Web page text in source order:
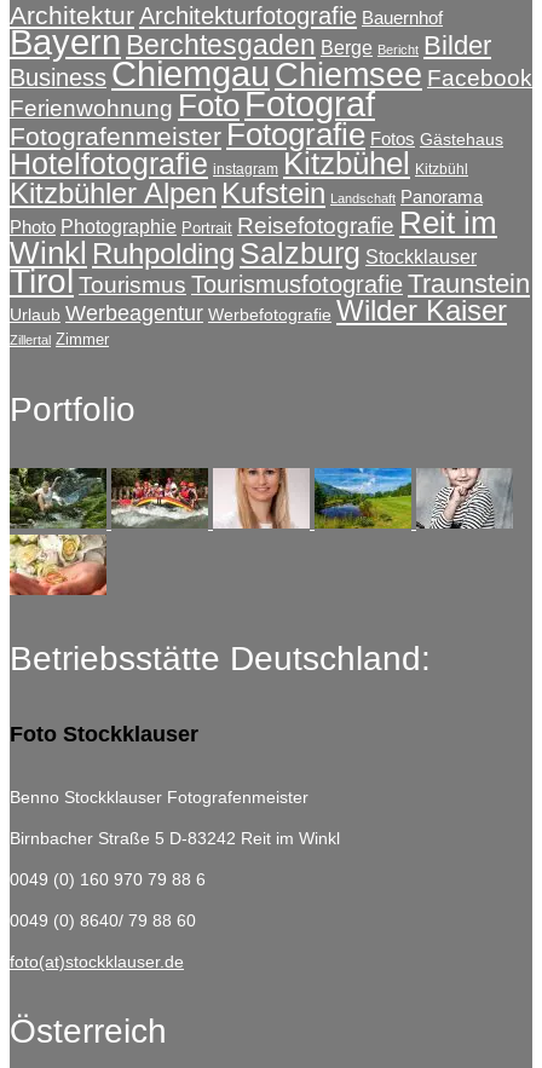
ArchitekturArchitekturfotografie Bauernhof
Bayern Berchtesgaden Berge Bericht Bilder
BusinessChiemgauChiemsee Facebook
Ferienwohnung FotoFotograf
Fotografenmeister Fotografie Fotos Gästehaus
Hotelfotografie instagram Kitzbühel Kitzbühl
Kitzbühler Alpen Kufstein Landschaft Panorama
Photo Photographie Portrait Reisefotografie Reit im
Winkl Ruhpolding Salzburg Stockklauser
TirolTourismus TourismusfotografieTraunstein
Urlaub Werbeagentur Werbefotografie Wilder Kaiser
Zillertal Zimmer
Portfolio
Betriebsstätte Deutschland:
Foto Stockklauser
Benno Stockklauser Fotografenmeister
Birnbacher Straße 5 D-83242 Reit im Winkl
0049 (0) 160 970 79 88 6
0049 (0) 8640/ 79 88 60
foto(at)stockklauser.de
Österreich